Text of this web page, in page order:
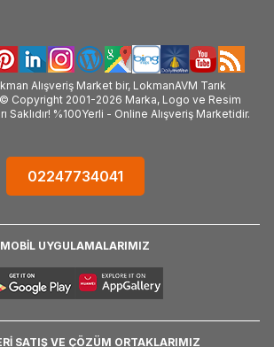
Alışveriş Market bir, LokmanAVM Tarık
© Copyright 2001-2026 Marka, Logo ve Resim
Saklıdır! %100Yerli - Online Alışveriş Marketidir.
02247734041
MOBİL UYGULAMALARIMIZ
SATIŞ VE ÇÖZÜM ORTAKLARIMIZ